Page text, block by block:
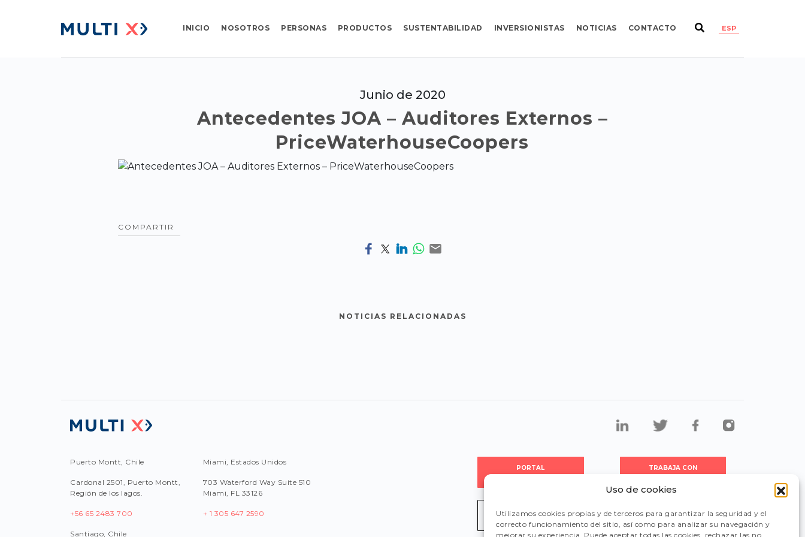
Uso de cookies
Utilizamos cookies propias y de terceros para garantizar la seguridad y el
correcto funcionamiento del sitio, así como para analizar su navegación y
mejorar su experiencia. Puede aceptar todas las cookies, rechazar las no
INICIO NOSOTROS PERSONAS PRODUCTOS SUSTENTABILIDAD INVERSIONISTAS NOTICIAS CONTACTO ESP
Junio de 2020
Antecedentes JOA – Auditores Externos –
PriceWaterhouseCoopers
COMPARTIR
NOTICIAS RELACIONADAS
Puerto Montt, Chile
Cardonal 2501, Puerto Montt,
Región de los lagos.
+56 65 2483 700
Santiago, Chile
Miami, Estados Unidos
703 Waterford Way Suite 510
Miami, FL 33126
+ 1 305 647 2590
PORTAL
PROVEEDORES
LEGISLACIÓN
TRABAJA CON
NOSOTROS
FAQ